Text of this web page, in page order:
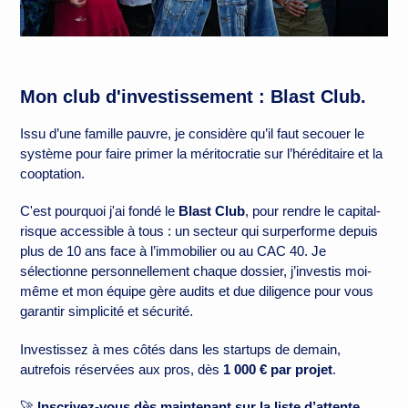
Mon club d'investissement : Blast Club.
Issu d’une famille pauvre, je considère qu’il faut secouer le
système pour faire primer la méritocratie sur l’héréditaire et la
cooptation.
C'est pourquoi j'ai fondé le Blast Club, pour rendre le capital-
risque accessible à tous : un secteur qui surperforme depuis
plus de 10 ans face à l’immobilier ou au CAC 40. Je
sélectionne personnellement chaque dossier, j’investis moi-
même et mon équipe gère audits et due diligence pour vous
garantir simplicité et sécurité.
Investissez à mes côtés dans les startups de demain,
autrefois réservées aux pros, dès 1 000 € par projet.